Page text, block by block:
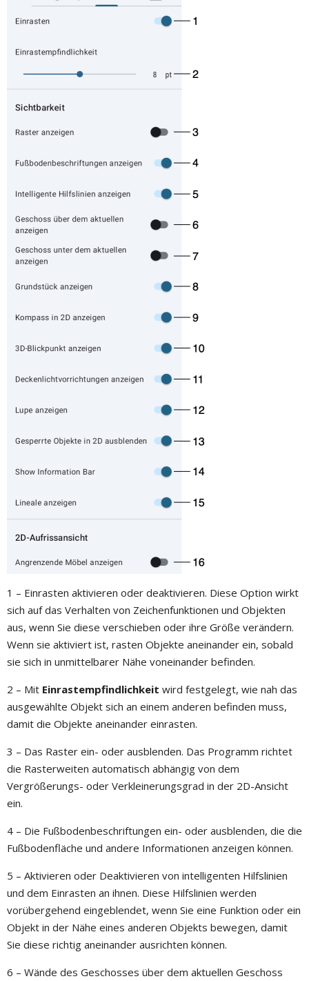
1 – Einrasten aktivieren oder deaktivieren. Diese Option wirkt
sich auf das Verhalten von Zeichenfunktionen und Objekten
aus, wenn Sie diese verschieben oder ihre Größe verändern.
Wenn sie aktiviert ist, rasten Objekte aneinander ein, sobald
sie sich in unmittelbarer Nähe voneinander befinden.
2 – Mit Einrastempfindlichkeit wird festgelegt, wie nah das
ausgewählte Objekt sich an einem anderen befinden muss,
damit die Objekte aneinander einrasten.
3 – Das Raster ein- oder ausblenden. Das Programm richtet
die Rasterweiten automatisch abhängig von dem
Vergrößerungs- oder Verkleinerungsgrad in der 2D-Ansicht
ein.
4 – Die Fußbodenbeschriftungen ein- oder ausblenden, die die
Fußbodenfläche und andere Informationen anzeigen können.
5 – Aktivieren oder Deaktivieren von intelligenten Hilfslinien
und dem Einrasten an ihnen. Diese Hilfslinien werden
vorübergehend eingeblendet, wenn Sie eine Funktion oder ein
Objekt in der Nähe eines anderen Objekts bewegen, damit
Sie diese richtig aneinander ausrichten können.
6 – Wände des Geschosses über dem aktuellen Geschoss